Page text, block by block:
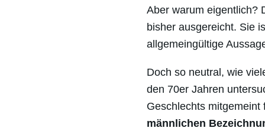
Aber warum eigentlich?
bisher ausgereicht. Sie
allgemeingültige
Doch so neutral, wie
den 70er Jahren
Geschlechts
männlichen